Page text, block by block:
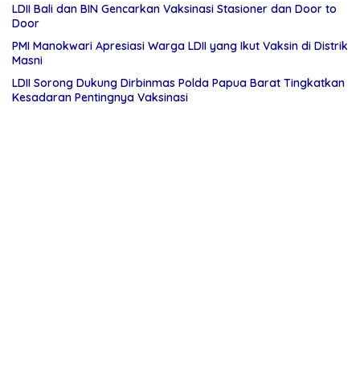
LDII Bali dan BIN Gencarkan Vaksinasi Stasioner dan Door to
Door
PMI Manokwari Apresiasi Warga LDII yang Ikut Vaksin di Distrik
Masni
LDII Sorong Dukung Dirbinmas Polda Papua Barat Tingkatkan
Kesadaran Pentingnya Vaksinasi